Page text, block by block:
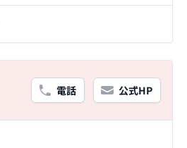
電話 公式HP